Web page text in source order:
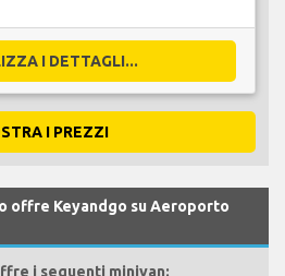
I DETTAGLI...
I PREZZI
offre Keyandgo su Aeroporto
i seguenti minivan: